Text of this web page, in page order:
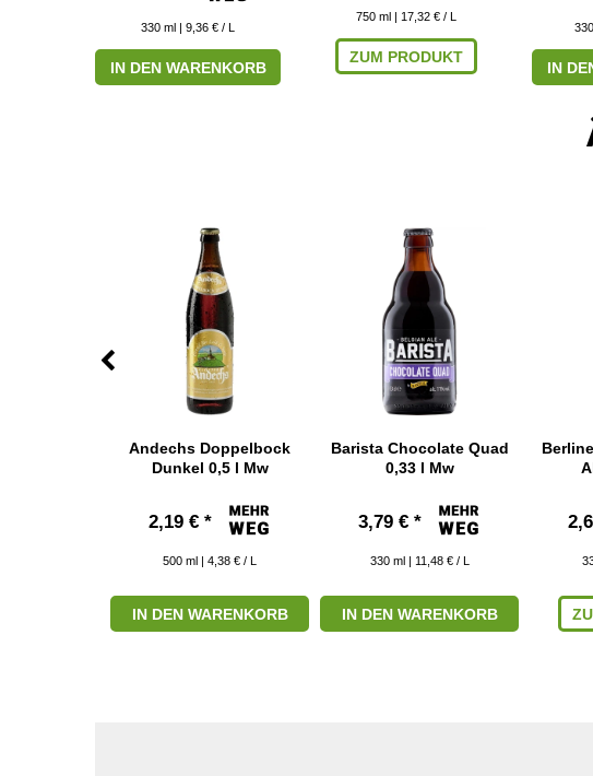
330 ml | 9,36 € / L
IN DEN WARENKORB
750 ml | 17,32 € / L
ZUM PRODUKT
330
IN
Andechs Doppelbock
Dunkel 0,5 l Mw
2,19 € *
500 ml | 4,38 € / L
IN DEN WARENKORB
Barista Chocolate Quad
0,33 l Mw
3,79 € *
330 ml | 11,48 € / L
IN DEN WARENKORB